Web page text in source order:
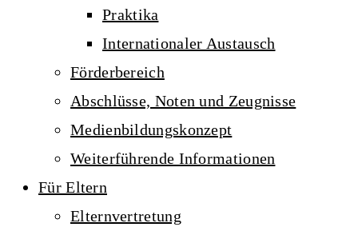
Praktika
Internationaler Austausch
Förderbereich
Abschlüsse, Noten und Zeugnisse
Medienbildungskonzept
Weiterführende Informationen
Für Eltern
Elternvertretung